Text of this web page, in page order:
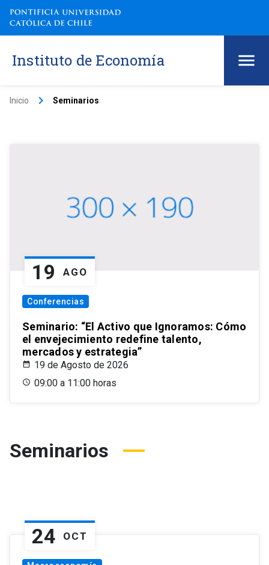
Instituto de Economía
Inicio keyboard_arrow_right Seminarios
19 AGO
Conferencias
Seminario: “El Activo que Ignoramos: Cómo
el envejecimiento redefine talento,
mercados y estrategia”
19 de Agosto de 2026
09:00 a 11:00 horas
Seminarios
24 OCT